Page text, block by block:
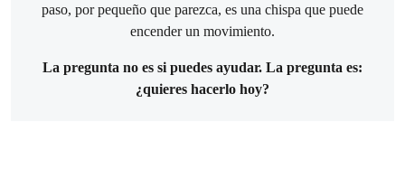
paso, por pequeño que parezca, es una chispa que puede
encender un movimiento.
La pregunta no es si puedes ayudar. La pregunta es:
¿quieres hacerlo hoy?